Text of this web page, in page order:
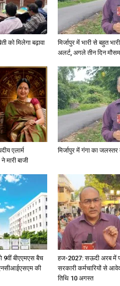
को मिलेगा बढ़ावा
मिर्जापुर में भारी से बहुत
अलर्ट, अगले तीन दिन
एलार्म
मारी बाजी
मिर्जापुर में गंगा का जलस्तर
बीएएमएस बैच
की
हज-2027: सऊदी अरब में
सरकारी कर्मचारियों से
तिथि 10 अगस्त